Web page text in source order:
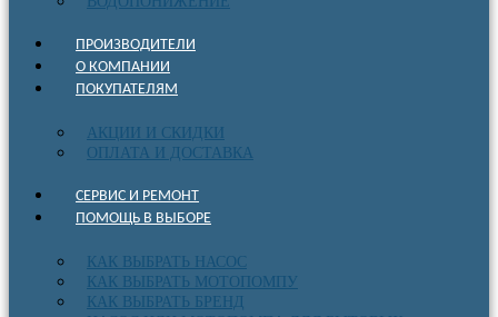
ПРОИЗВОДИТЕЛИ
О КОМПАНИИ
ПОКУПАТЕЛЯМ
АКЦИИ И СКИДКИ
ОПЛАТА И ДОСТАВКА
СЕРВИС И РЕМОНТ
ПОМОЩЬ В ВЫБОРЕ
КАК ВЫБРАТЬ НАСОС
КАК ВЫБРАТЬ МОТОПОМПУ
КАК ВЫБРАТЬ БРЕНД